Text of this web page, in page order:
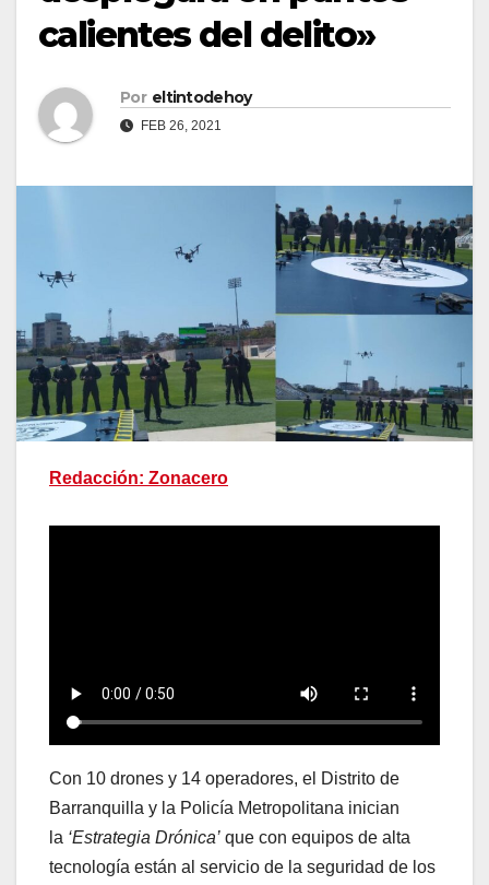
calientes del delito»
Por eltintodehoy
FEB 26, 2021
Redacción: Zonacero
Con 10 drones y 14 operadores, el Distrito de
Barranquilla y la Policía Metropolitana inician
la ‘Estrategia Drónica’ que con equipos de alta
tecnología están al servicio de la seguridad de los